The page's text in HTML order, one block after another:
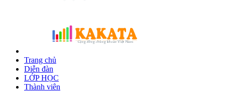
Trang chủ
Diễn đàn
LỚP HỌC
Thành viên